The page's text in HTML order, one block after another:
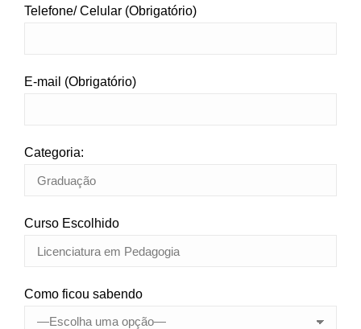
Telefone/ Celular (Obrigatório)
E-mail (Obrigatório)
Categoria:
Curso Escolhido
Como ficou sabendo